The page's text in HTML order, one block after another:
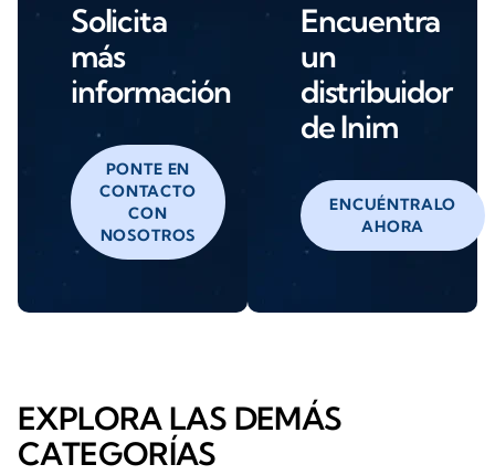
Solicita
más
información
PONTE EN
CONTACTO
CON
NOSOTROS
Encuentra
un
distribuidor
de Inim
ENCUÉNTRALO
AHORA
EXPLORA LAS DEMÁS
CATEGORÍAS